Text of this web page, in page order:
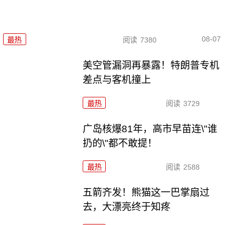
最热 阅读 7380 08-07
美空管漏洞再暴露！特朗普专机
差点与客机撞上
最热 阅读 3729
广岛核爆81年，高市早苗连\"谁
扔的\"都不敢提！
最热 阅读 2588
五箭齐发！熊猫这一巴掌扇过
去，大漂亮终于知疼